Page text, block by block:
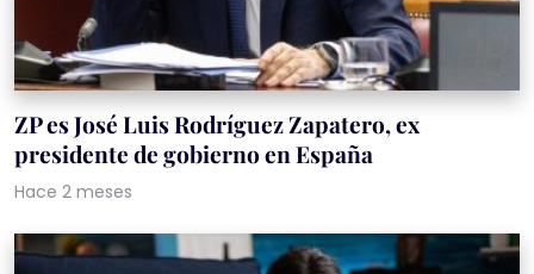
ZP es José Luis Rodríguez Zapatero, ex
presidente de gobierno en España
Hace 2 meses